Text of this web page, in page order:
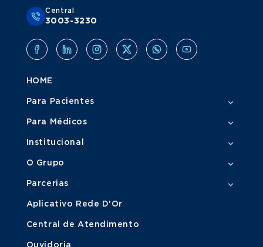
Central
3003-3230
HOME
Para Pacientes
Para Médicos
Institucional
O Grupo
Parcerias
Aplicativo Rede D'Or
Central de Atendimento
Ouvidoria